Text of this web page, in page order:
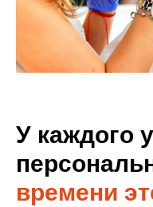
У каждого
времени